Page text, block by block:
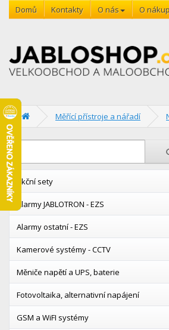
Domů Kontakty O nás O
Měřící přístroje a nářadí
Akční sety
Alarmy JABLOTRON - EZS
Alarmy ostatní - EZS
Kamerové systémy - CCTV
Měniče napětí a UPS, baterie
Fotovoltaika, alternativní napájení
GSM a WiFI systémy